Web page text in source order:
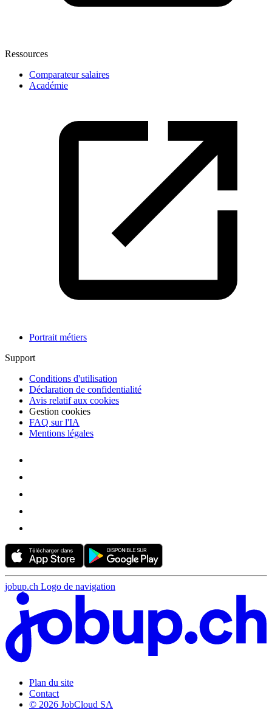
Ressources
Comparateur salaires
Académie
Portrait métiers
Support
Conditions d'utilisation
Déclaration de confidentialité
Avis relatif aux cookies
Gestion cookies
FAQ sur l'IA
Mentions légales
jobup.ch Logo de navigation
Plan du site
Contact
© 2026 JobCloud SA